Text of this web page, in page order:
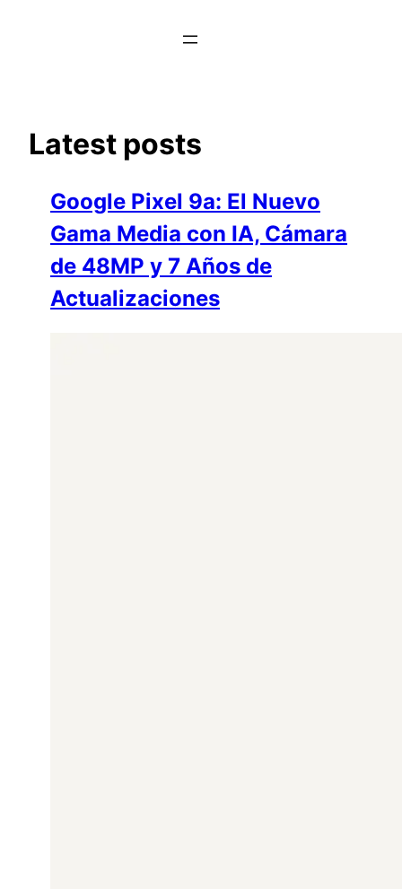
Latest posts
Google Pixel 9a: El Nuevo
Gama Media con IA, Cámara
de 48MP y 7 Años de
Actualizaciones